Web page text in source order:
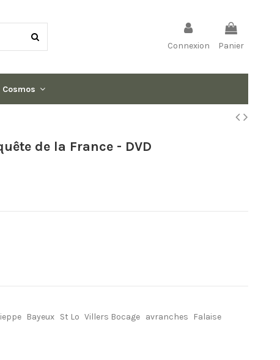
Connexion Panier
Cosmos
de la France - DVD
Bayeux St Lo Villers Bocage avranches
Falaise